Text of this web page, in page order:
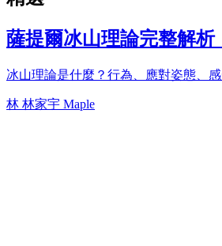
薩提爾冰山理論完整解析
冰山理論是什麼？行為、應對姿態、
林 林家宇 Maple